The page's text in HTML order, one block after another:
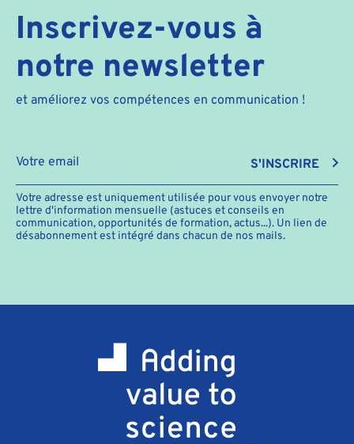
Inscrivez-vous à
notre newsletter
et améliorez vos compétences en communication !
S'INSCRIRE
Votre adresse est uniquement utilisée pour vous envoyer notre
lettre d'information mensuelle (astuces et conseils en
communication, opportunités de formation, actus...). Un lien de
désabonnement est intégré dans chacun de nos mails.